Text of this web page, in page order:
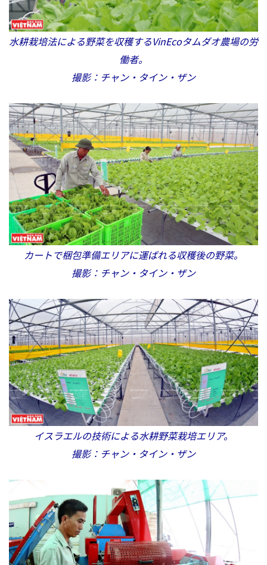
水耕栽培法による野菜を収穫するVinEcoタムダオ農場の労
働者。
撮影：チャン・タイン・ザン
カートで梱包準備エリアに運ばれる収穫後の野菜。
撮影：チャン・タイン・ザン
イスラエルの技術による水耕野菜栽培エリア。
撮影：チャン・タイン・ザン